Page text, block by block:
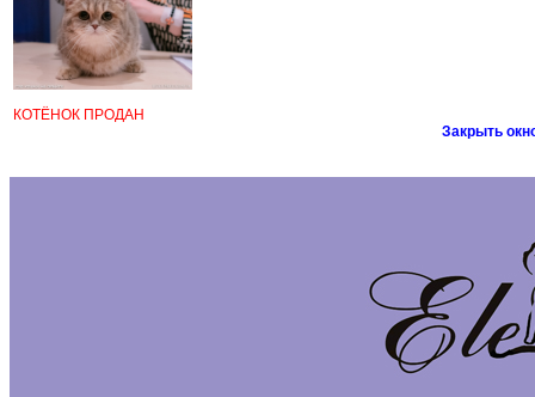
КОТЁНОК ПРОДАН
Закрыть